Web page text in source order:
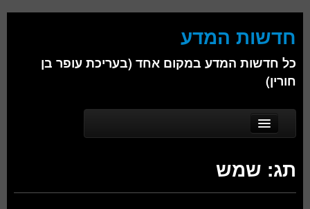
חדשות המדע
כל חדשות המדע במקום אחד (בעריכת עופר בן
חורין)
Main menu
Skip to primary content
Skip to secondary content
אודותתג: שמש